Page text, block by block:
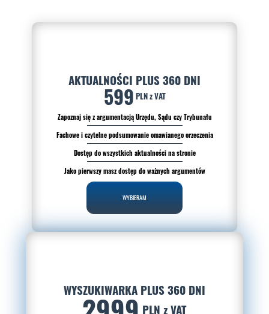
AKTUALNOŚCI PLUS 360 DNI
599 PLN z VAT
Zapoznaj się z argumentacją Urzędu, Sądu czy Trybunału
Fachowe i czytelne podsumowanie omawianego orzeczenia
Dostęp do wszystkich aktualności na stronie
Jako pierwszy masz dostęp do ważnych argumentów
WYBIERAM
WYSZUKIWARKA PLUS 360 DNI
PLN z VAT